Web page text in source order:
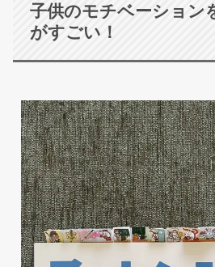
子供のモチベーション
がすごい！